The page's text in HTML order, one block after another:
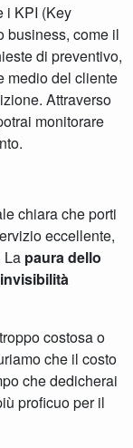
i KPI (Key
business, come il
di preventivo,
medio del cliente
Attraverso
monitorare
chiara che porti
eccellente,
La paura dello
costosa o
che il costo
che dedicherai
proficuo per il